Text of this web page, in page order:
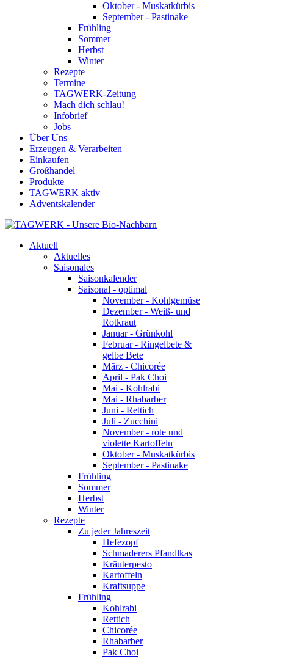
Oktober - Muskatkürbis
September - Pastinake
Frühling
Sommer
Herbst
Winter
Rezepte
Termine
TAGWERK-Zeitung
Mach dich schlau!
Infobrief
Jobs
Über Uns
Erzeugen & Verarbeiten
Einkaufen
Großhandel
Produkte
TAGWERK aktiv
Adventskalender
Aktuell
Aktuelles
Saisonales
Saisonkalender
Saisonal - optimal
November - Kohlgemüse
Dezember - Weiß- und
Rotkraut
Januar - Grünkohl
Februar - Ringelbete &
gelbe Bete
März - Chicorée
April - Pak Choi
Mai - Kohlrabi
Mai - Rhabarber
Juni - Rettich
Juli - Zucchini
November - rote und
violette Kartoffeln
Oktober - Muskatkürbis
September - Pastinake
Frühling
Sommer
Herbst
Winter
Rezepte
Zu jeder Jahreszeit
Hefezopf
Schmaderers Pfandlkas
Kräuterpesto
Kartoffeln
Kraftsuppe
Frühling
Kohlrabi
Rettich
Chicorée
Rhabarber
Pak Choi